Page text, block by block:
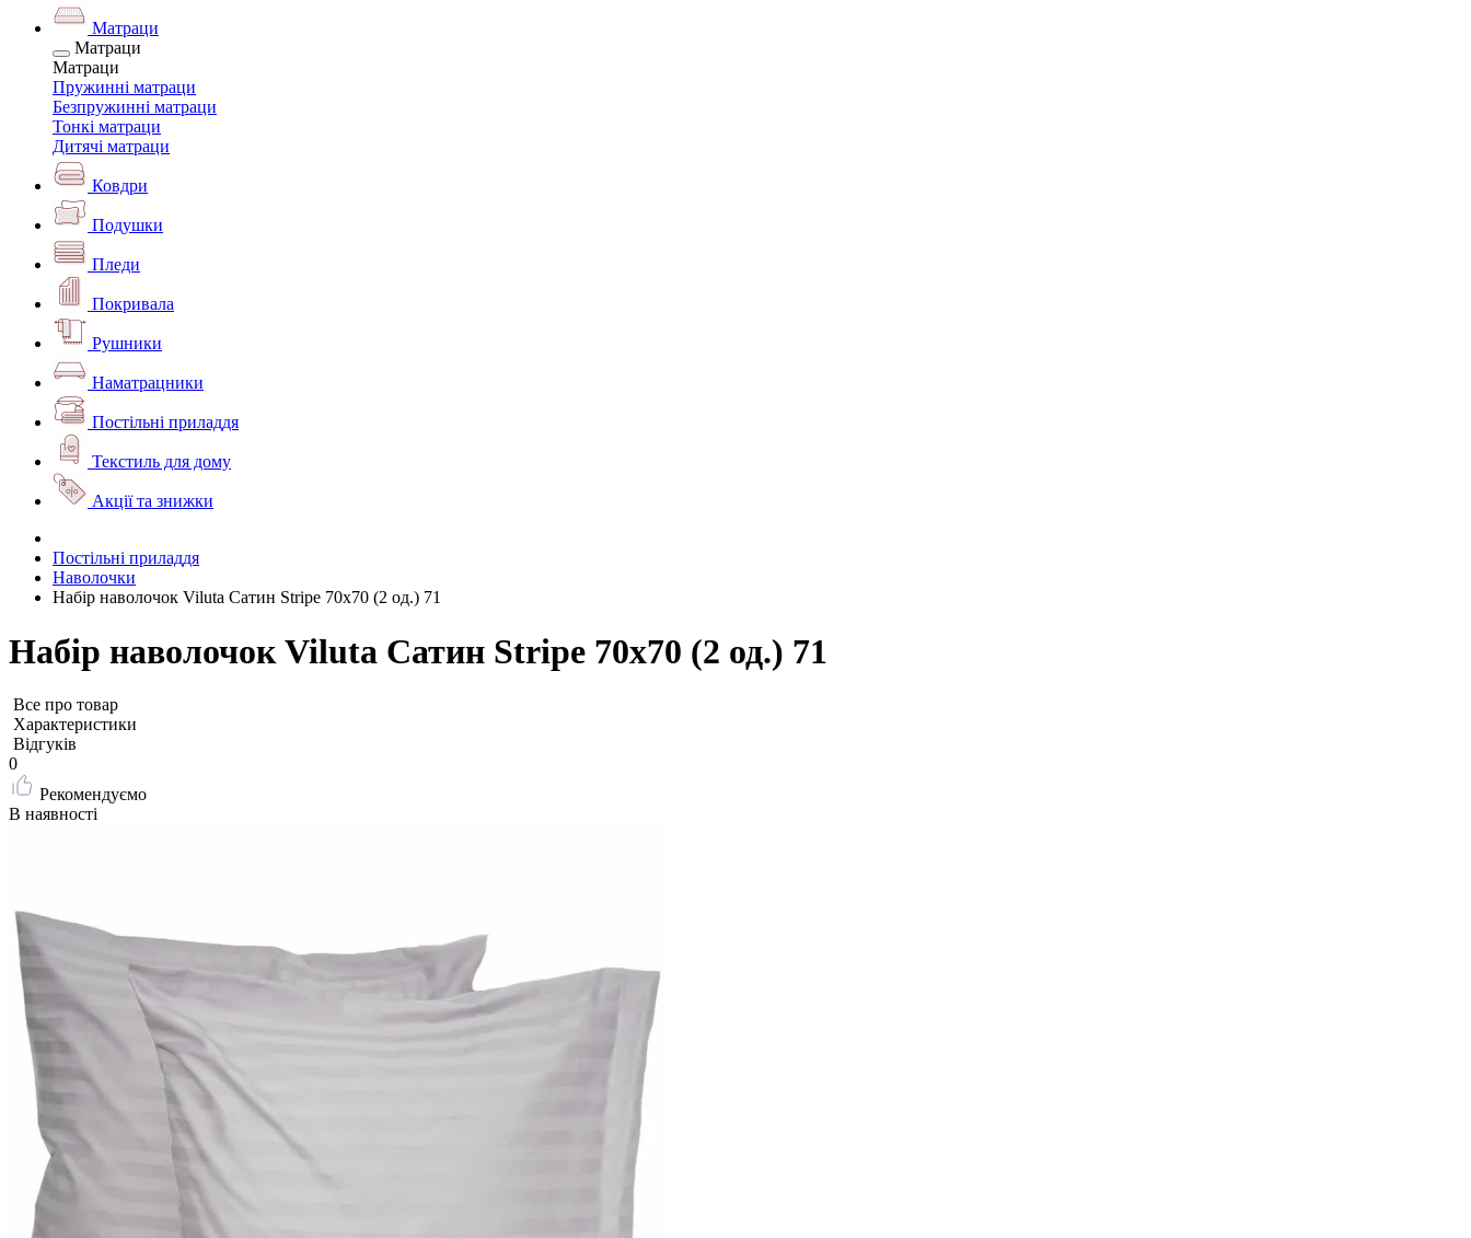
Матраци
Матраци
Матраци
Пружинні матраци
Безпружинні матраци
Тонкі матраци
Дитячі матраци
Ковдри
Подушки
Пледи
Покривала
Рушники
Наматрацники
Постільні приладдя
Текстиль для дому
Акції та знижки
Постільні приладдя
Наволочки
Набір наволочок Viluta Сатин Stripe 70х70 (2 од.) 71
Набір наволочок Viluta Сатин Stripe 70х70 (2 од.) 71
Все про товар
Характеристики
Відгуків
0
Рекомендуємо
В наявності